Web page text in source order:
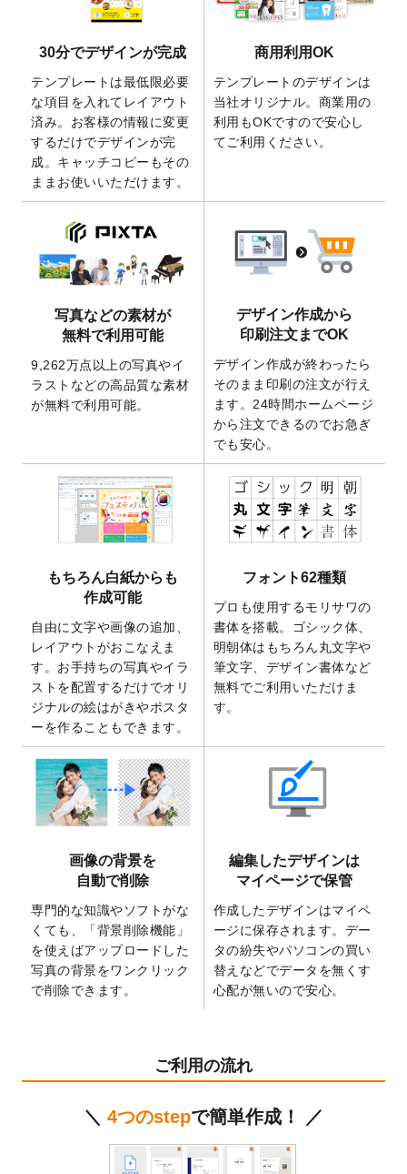
きるようになりました！
の全4ステップを解説！」を公開いたしまし
た。
2026/4/23
コラム「 画像の配置・差し替え・トリミン
グ」「テンプレート間でパーツを流用する
方法」を公開いたしました。
2026/4/21
アクリルキーホルダーのデザインテンプレ
ート を追加いたしました。
りました！
2025/12/22
【新商品】アクリルキーホルダーが作成で
きるようになりました！
2025/12/22
2026年版4月始まりのカレンダーデザイン
テンプレート
を公開いたしました。
開いたしました。
2025/9/30
【新商品】クリアファイルバッグ が作成で
きるようになりました！
2026年午年の年賀状デザインテンプレート
を公開いたしました。
2025/9/10
喪中はがき・寒中見舞いのデザインテンプ
レートを公開いたしました。
2025/8/1
9,160万点以上の写真やイラスト素材が無料
2025/7/30
キャンバスプリントのデザインテンプレー
トを追加いたしました。
2025/6/30
暑中見舞いのデザインテンプレートを追加
しました。
2025/6/27
キャンバスプリントのデザインテンプレー
トを追加いたしました。
2025/6/24
2026年版1月始まりのカレンダーデザイン
テンプレートを公開いたしました。
2025/6/9
「背景削除機能
」を実装しました。
2025/4/3
DMのデザインテンプレートを追加しまし
た。
を追加しました。
マスキングテープのデザインテンプレート
を追加しました。
2025/1/15
配置できるデータ形式が増えました。
（pdf、psd、eps、tifに対応）
2024/12/24
2025年版4月始まりのカレンダーデザイン
箔押し年賀状のデザインテンプレート
ステッカーのデザインテンプレート
しました。
2025年巳年の年賀状デザインテンプレート
30分でデザインが完成
テンプレートは最低限必要
な項目を入れてレイアウト
済み。お客様の情報に変更
するだけでデザインが完
成。キャッチコピーもその
ままお使いいただけます。
商用利用OK
テンプレートのデザインは
当社オリジナル。商業用の
利用もOKですので安心し
てご利用ください。
写真などの素材が
無料で利用可能
9,262万点以上の写真やイ
ラストなどの高品質な素材
が無料で利用可能。
デザイン作成から
印刷注文までOK
デザイン作成が終わったら
そのまま印刷の注文が行え
ます。24時間ホームページ
から注文できるのでお急ぎ
でも安心。
もちろん白紙からも
作成可能
自由に文字や画像の追加、
レイアウトがおこなえま
す。お手持ちの写真やイラ
ストを配置するだけでオリ
ジナルの絵はがきやポスタ
ーを作ることもできます。
フォント62種類
プロも使用するモリサワの
書体を搭載。ゴシック体、
明朝体はもちろん丸文字や
筆文字、デザイン書体など
無料でご利用いただけま
す。
画像の背景を
自動で削除
専門的な知識やソフトがな
くても、「背景削除機能」
を使えばアップロードした
写真の背景をワンクリック
で削除できます。
編集したデザインは
マイページで保管
作成したデザインはマイペ
ージに保存されます。デー
タの紛失やパソコンの買い
替えなどでデータを無くす
心配が無いので安心。
ご利用の流れ
＼ 4つのstepで簡単作成！ ／